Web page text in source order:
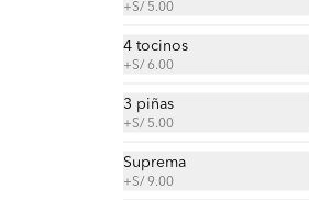
ensaladas, papas al hilo a elección.
Enchilada de suprema
Tortilla, queso, suprema de pollo,
+S/ 5.00
4 tocinos
+S/ 6.00
3 piñas
+S/ 5.00
Suprema
+S/ 9.00